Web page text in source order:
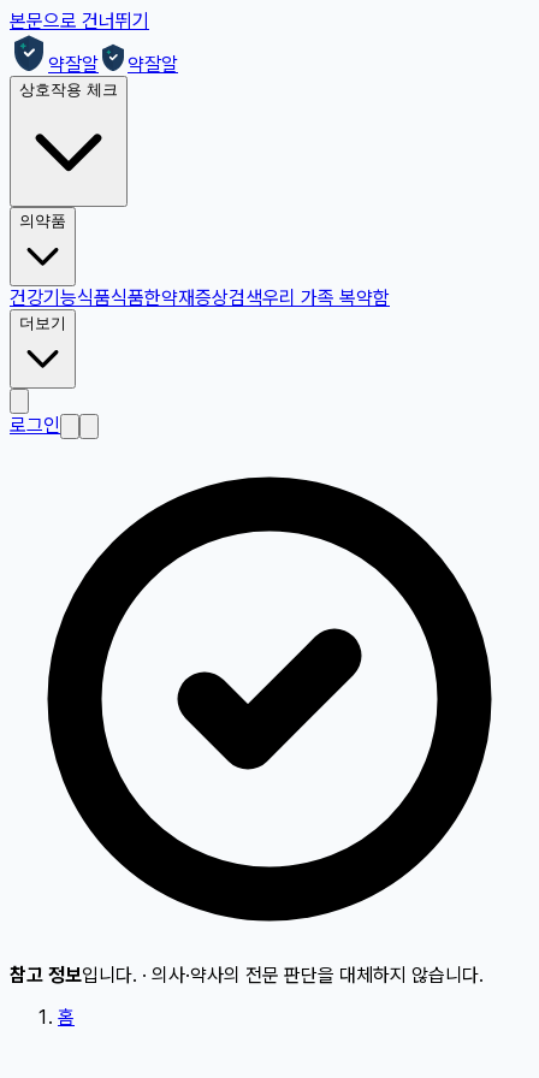
본문으로 건너뛰기
약잘알
약잘알
상호작용 체크
의약품
건강기능식품식품한약재증상검색우리 가족 복약함
더보기
로그인
참고 정보입니다. · 의사·약사의 전문 판단을 대체하지 않습니다.
홈